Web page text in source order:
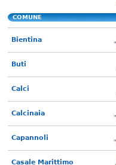
COMUNE
Bientina
Buti
Calci
Calcinaia
Capannoli
Casale Marittimo